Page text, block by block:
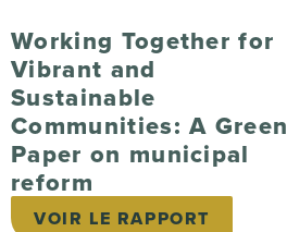
Working Together for
Vibrant and
Sustainable
Communities: A Green
Paper on municipal
reform
VOIR LE RAPPORT